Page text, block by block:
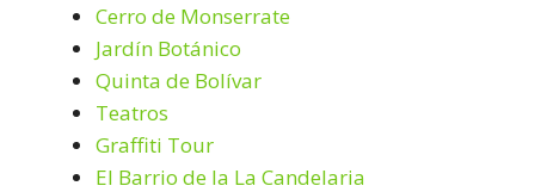
Cerro de Monserrate
Jardín Botánico
Quinta de Bolívar
Teatros
Graffiti Tour
El Barrio de la La Candelaria